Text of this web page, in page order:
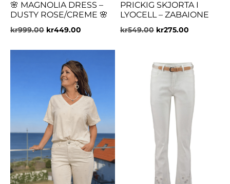
🌸 MAGNOLIA DRESS –
DUSTY ROSE/CREME 🌸
kr999.00 kr449.00
PRICKIG SKJORTA I
LYOCELL – ZABAIONE
kr549.00 kr275.00